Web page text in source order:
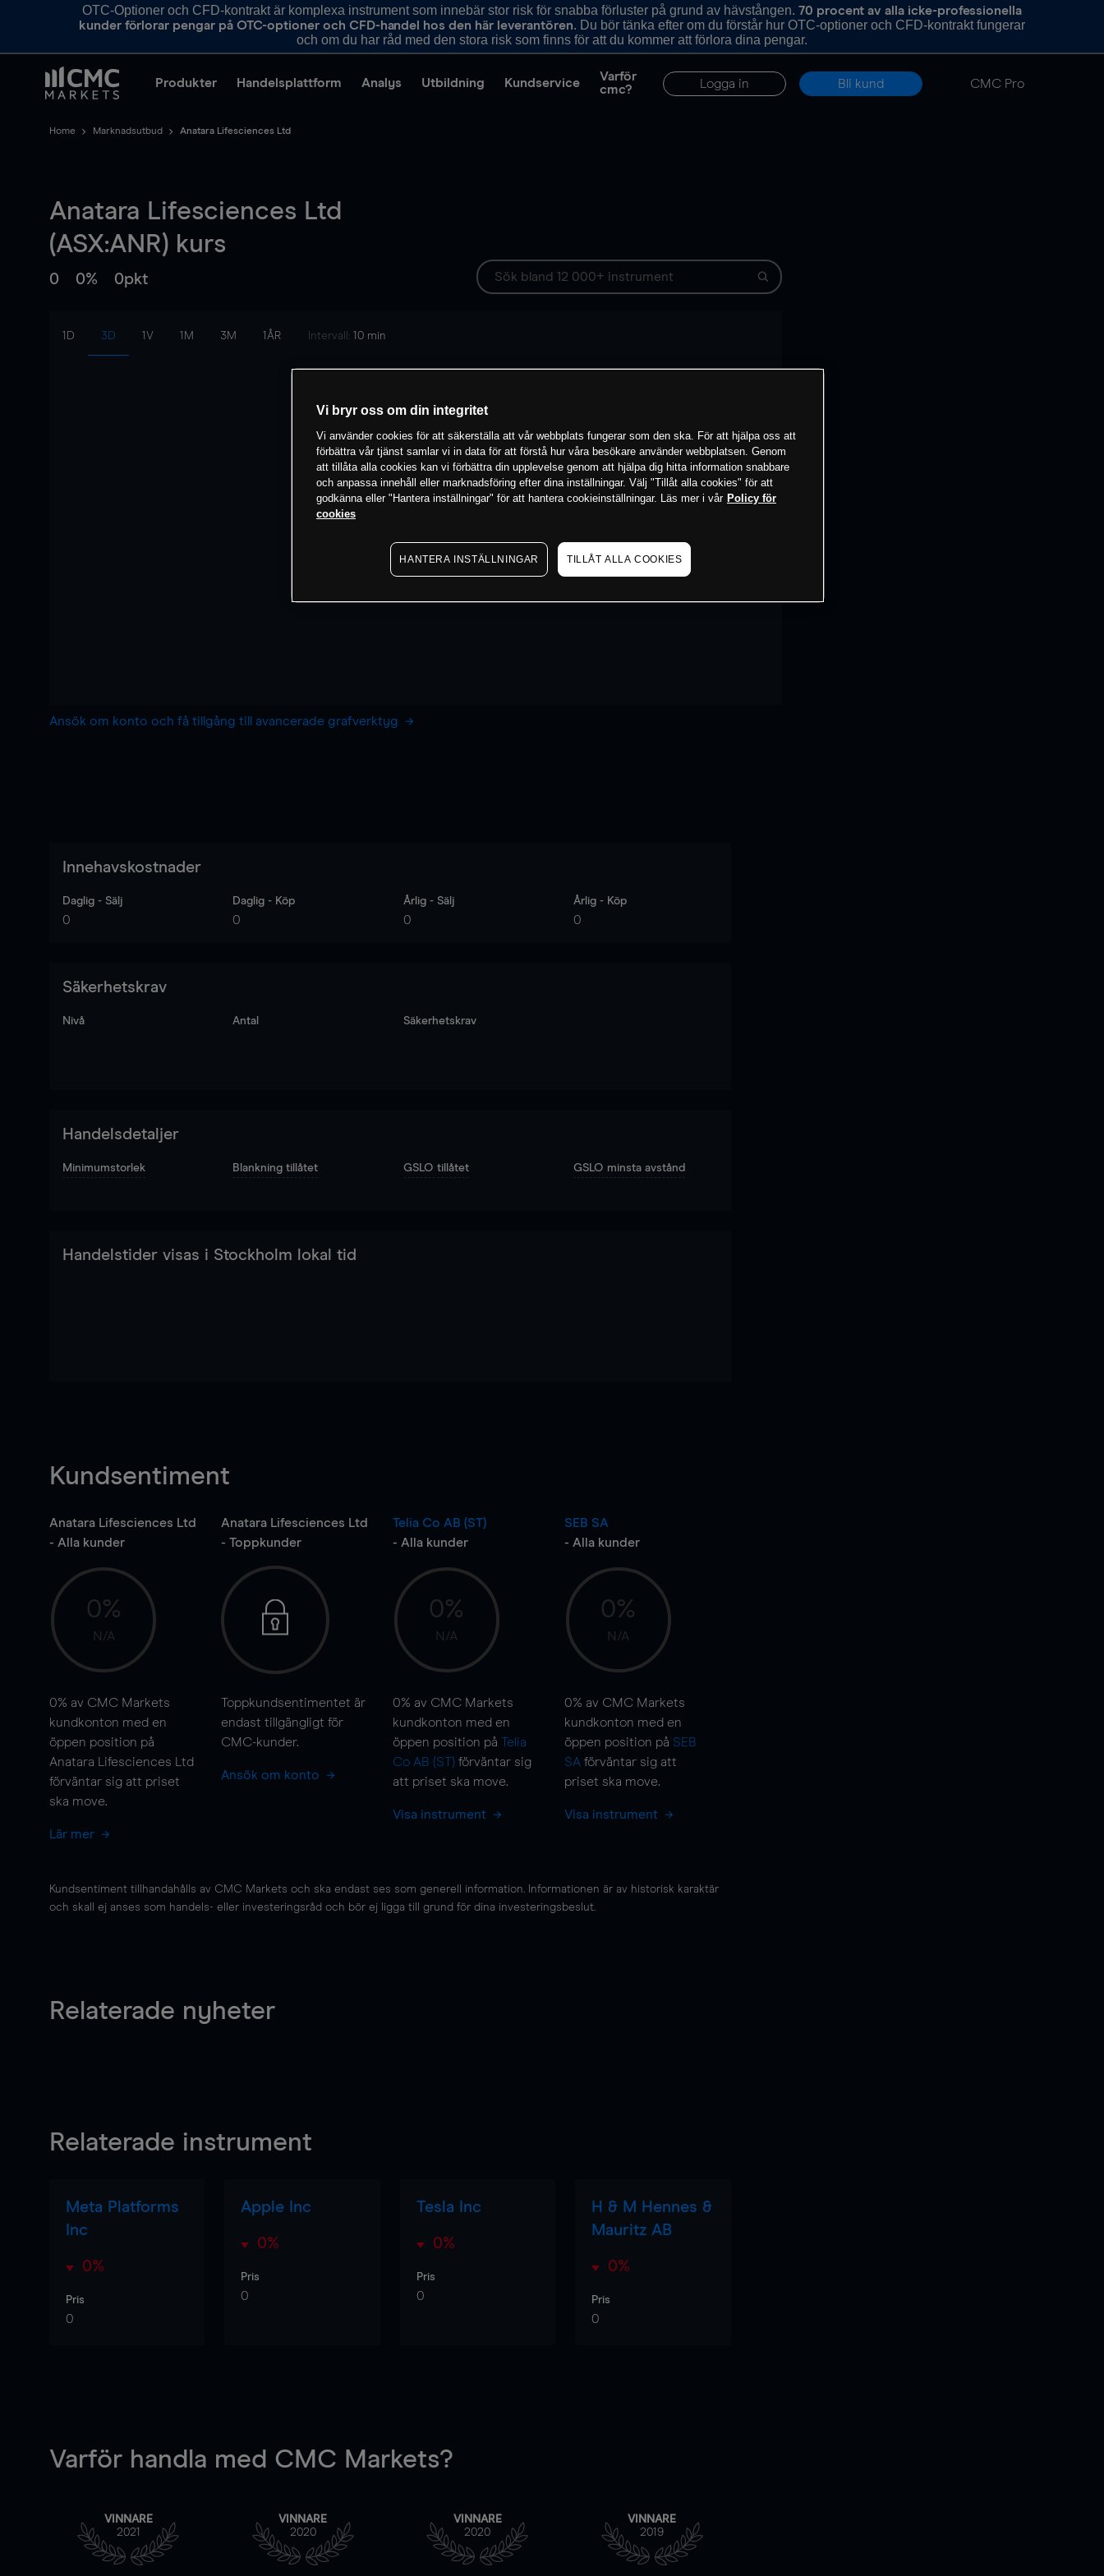
OTC-Optioner och CFD-kontrakt är komplexa instrument som innebär stor risk för snabba förluster på grund av hävstången. 70 procent av alla icke-professionella
kunder förlorar pengar på OTC-optioner och CFD-handel hos den här leverantören. Du bör tänka efter om du förstår hur OTC-optioner och CFD-kontrakt fungerar
och om du har råd med den stora risk som finns för att du kommer att förlora dina pengar.
Produkter Handelsplattform Analys Utbildning Kundservice
Varför
cmc?
Logga in Bli kund CMC Pro
Home Marknadsutbud Anatara Lifesciences Ltd
Anatara Lifesciences Ltd
(ASX:ANR) kurs
0 0% 0pkt
1D 3D 1V 1M 3M 1ÅR Intervall: 10 min
Ansök om konto och få tillgång till avancerade grafverktyg
Innehavskostnader
Daglig - Sälj
0
Daglig - Köp
0
Årlig - Sälj
0
Årlig - Köp
0
Säkerhetskrav
Nivå Antal Säkerhetskrav
Handelsdetaljer
Minimumstorlek Blankning tillåtet GSLO tillåtet GSLO minsta avstånd
Handelstider visas i Stockholm lokal tid
Kundsentiment
Anatara Lifesciences Ltd
- Alla kunder
0%
N/A
0% av CMC Markets
kundkonton med en
öppen position på
Anatara Lifesciences Ltd
förväntar sig att priset
ska move.
Lär mer
Anatara Lifesciences Ltd
- Toppkunder
Toppkundsentimentet är
endast tillgängligt för
CMC-kunder.
Ansök om konto
Telia Co AB (ST)
- Alla kunder
0%
N/A
0% av CMC Markets
kundkonton med en
öppen position på Telia
Co AB (ST) förväntar sig
att priset ska move.
Visa instrument
SEB SA
- Alla kunder
0%
N/A
0% av CMC Markets
kundkonton med en
öppen position på SEB
SA förväntar sig att
priset ska move.
Visa instrument
Kundsentiment tillhandahålls av CMC Markets och ska endast ses som generell information. Informationen är av historisk karaktär
och skall ej anses som handels- eller investeringsråd och bör ej ligga till grund för dina investeringsbeslut.
Relaterade nyheter
Relaterade instrument
Meta Platforms
Inc
0%
Pris
0
Apple Inc
0%
Pris
0
Tesla Inc
0%
Pris
0
H & M Hennes &
Mauritz AB
0%
Pris
0
Varför handla med CMC Markets?
VINNARE
2021
VINNARE
2020
VINNARE
2020
VINNARE
2019
Vi bryr oss om din integritet
Vi använder cookies för att säkerställa att vår webbplats fungerar som den ska. För att hjälpa oss att
förbättra vår tjänst samlar vi in data för att förstå hur våra besökare använder webbplatsen. Genom
att tillåta alla cookies kan vi förbättra din upplevelse genom att hjälpa dig hitta information snabbare
och anpassa innehåll eller marknadsföring efter dina inställningar. Välj "Tillåt alla cookies" för att
godkänna eller "Hantera inställningar" för att hantera cookieinställningar. Läs mer i vår Policy för
cookies
HANTERA INSTÄLLNINGAR TILLÅT ALLA COOKIES